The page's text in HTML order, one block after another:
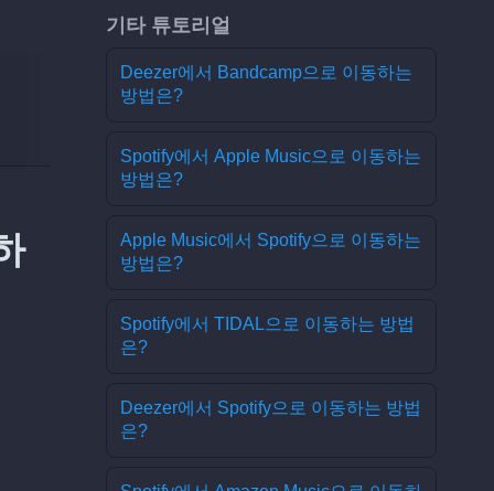
기타 튜토리얼
Deezer에서 Bandcamp으로 이동하는
방법은?
Spotify에서 Apple Music으로 이동하는
방법은?
Apple Music에서 Spotify으로 이동하는
방법은?
Spotify에서 TIDAL으로 이동하는 방법
은?
Deezer에서 Spotify으로 이동하는 방법
은?